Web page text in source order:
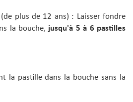
plus de 12 ans) : Laisser fondre
la bouche, jusqu'à 5 à 6 pastilles
la pastille dans la bouche sans la